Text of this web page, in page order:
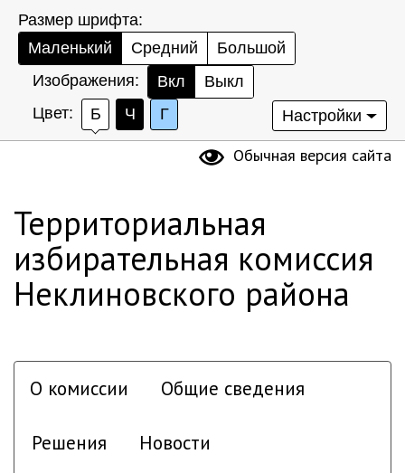
Размер шрифта:
Маленький
Средний
Большой
Изображения:
Вкл
Выкл
Цвет:
Б Ч Г Настройки
Обычная версия сайта
Территориальная
избирательная комиссия
Неклиновского района
О комиссии Общие сведения
Решения Новости